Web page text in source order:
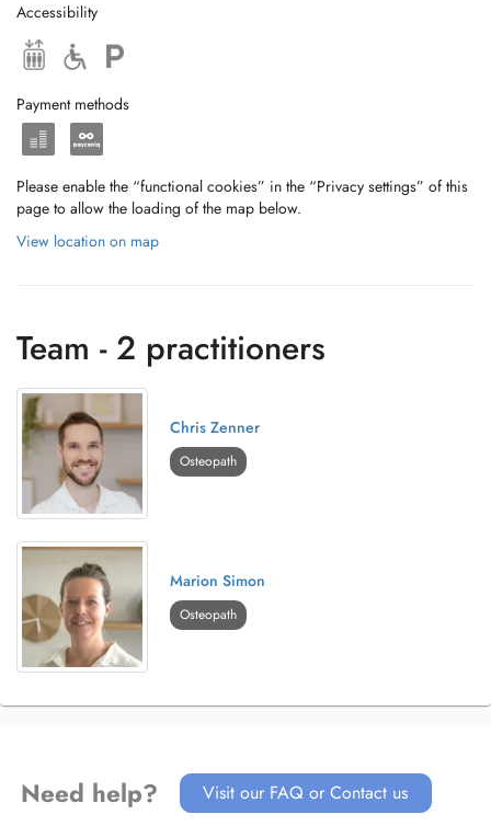
Accessibility
Payment methods
Please enable the “functional cookies” in the “Privacy settings” of this
page to allow the loading of the map below.
View location on map
Team - 2 practitioners
Chris Zenner
Osteopath
Marion Simon
Osteopath
Need help? Visit our FAQ or Contact us